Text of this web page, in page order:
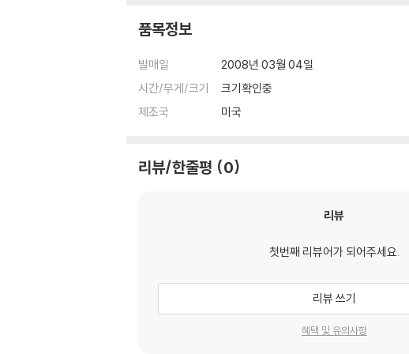
품목정보
발매일
2008년 03월 04일
시간/무게/크기
크기확인중
제조국
미국
리뷰/한줄평 0
리뷰
첫번째 리뷰어가 되어주세요.
리뷰 쓰기
혜택 및 유의사항